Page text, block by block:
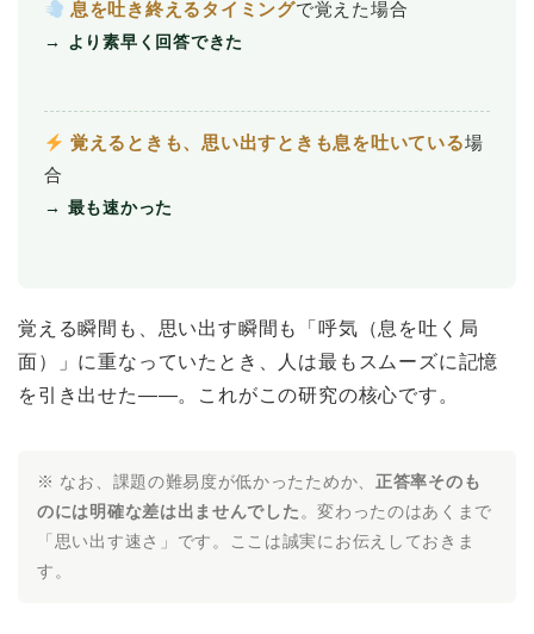
息を吐き終えるタイミングで覚えた場合
→ より素早く回答できた
覚えるときも、思い出すときも息を吐いている場
合
→ 最も速かった
覚える瞬間も、思い出す瞬間も「呼気（息を吐く局
面）」に重なっていたとき、人は最もスムーズに記憶
を引き出せた――。これがこの研究の核心です。
※ なお、課題の難易度が低かったためか、 正答率そのも
のには明確な差は出ませんでした 。変わったのはあくまで
「思い出す速さ」です。ここは誠実にお伝えしておきま
す。